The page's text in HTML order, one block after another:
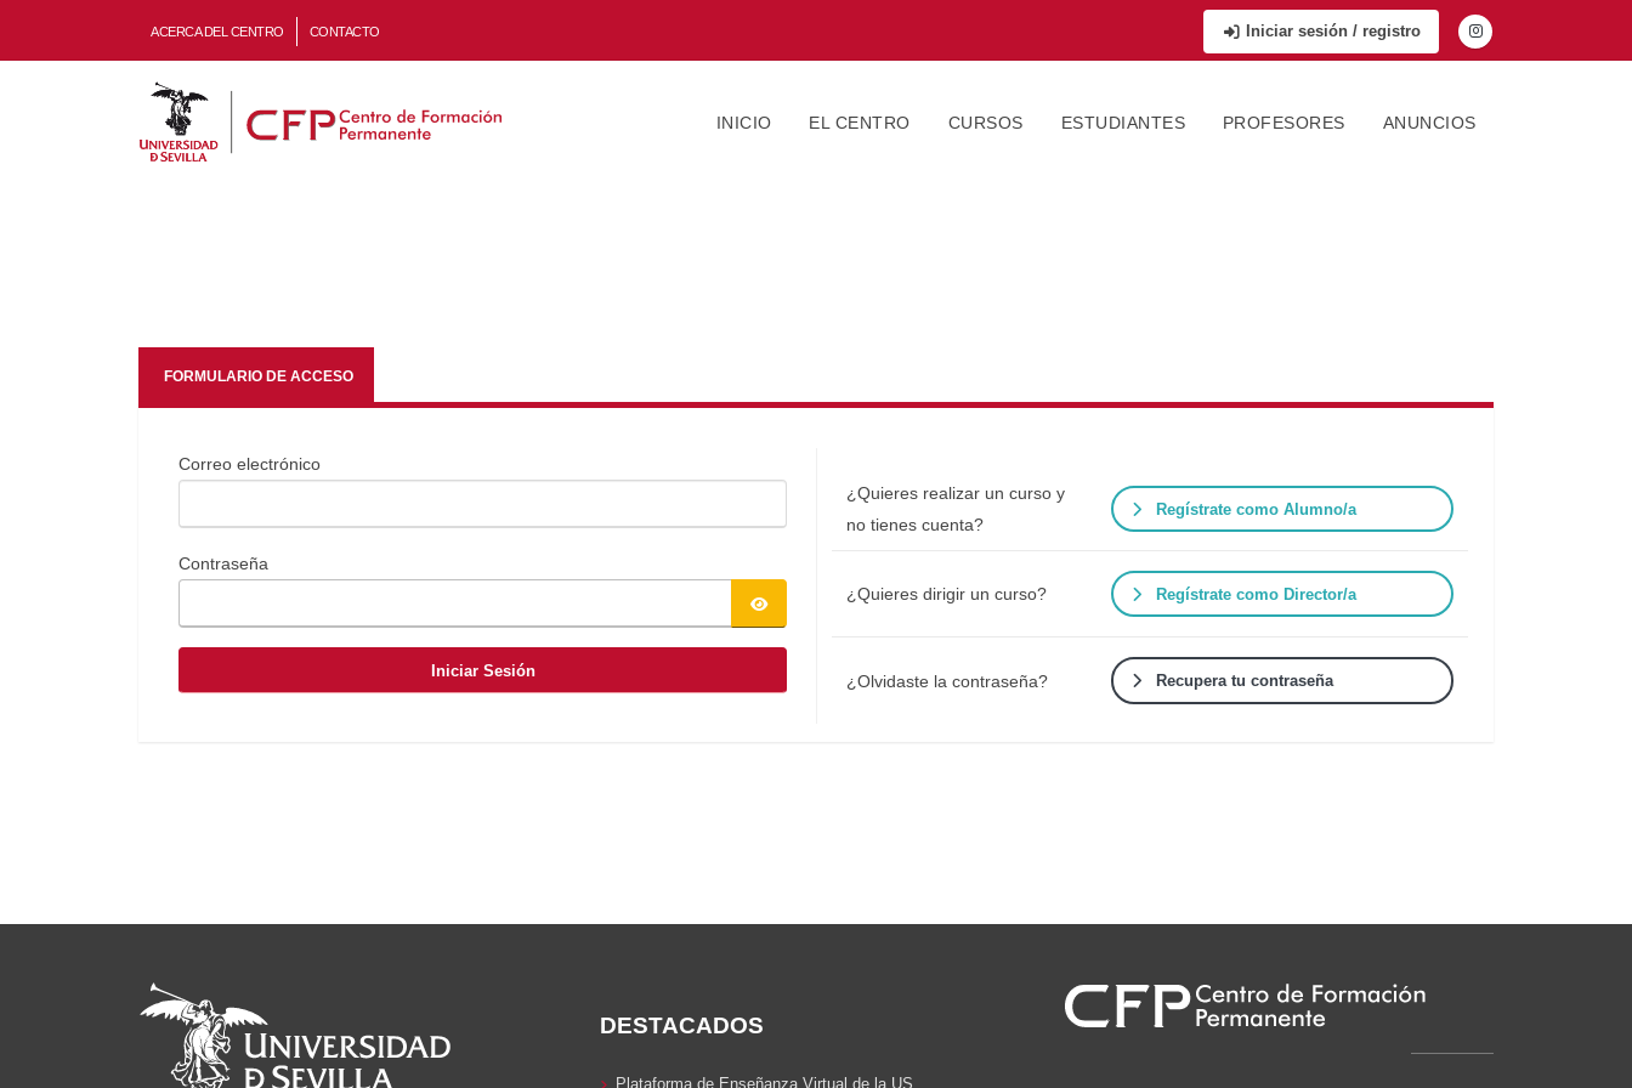
ACERCA DEL CENTRO CONTACTO Iniciar sesión / registro
INICIO EL CENTRO CURSOS ESTUDIANTES PROFESORES ANUNCIOS
FORMULARIO DE ACCESO
Correo electrónico
Contraseña
Iniciar Sesión
¿Quieres realizar un curso y
no tienes cuenta?
Regístrate como Alumno/a
¿Quieres dirigir un curso? Regístrate como Director/a
¿Olvidaste la contraseña? Recupera tu contraseña
DESTACADOS
Plataforma de Enseñanza Virtual de la US